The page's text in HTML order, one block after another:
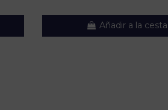
Añadir a la cesta